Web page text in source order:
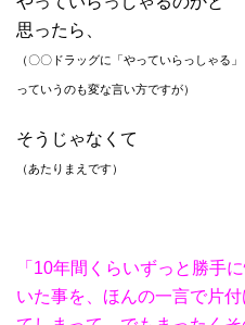
思ったら、
（〇〇ドラッグに 「やっていらっしゃる」
っていう のも変な言い方ですが）
そうじゃなくて
（あたりまえです）
「10年間くらいずっと勝手に
いた事を、ほんの一言で片